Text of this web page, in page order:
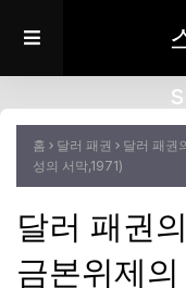
홈 달러 패권
달러 패권
성의 서막,1971)
달러 패권
금본위제